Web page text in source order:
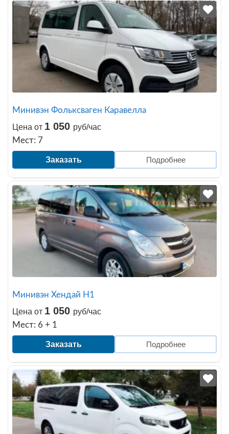
Минивэн Фольксваген Каравелла
Цена от 1 050 руб/час
Мест: 7
Заказать Подробнее
Минивэн Хендай H1
Цена от 1 050 руб/час
Мест: 6 + 1
Заказать Подробнее